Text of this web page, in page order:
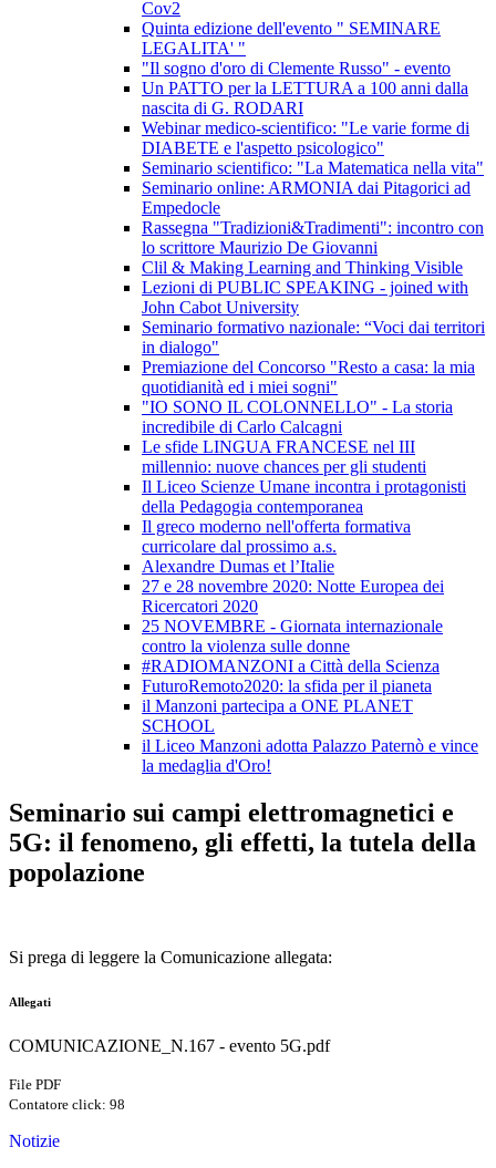
Cov2
Quinta edizione dell'evento " SEMINARE
LEGALITA' "
"Il sogno d'oro di Clemente Russo" - evento
Un PATTO per la LETTURA a 100 anni dalla
nascita di G. RODARI
Webinar medico-scientifico: "Le varie forme di
DIABETE e l'aspetto psicologico"
Seminario scientifico: "La Matematica nella vita"
Seminario online: ARMONIA dai Pitagorici ad
Empedocle
Rassegna "Tradizioni&Tradimenti": incontro con
lo scrittore Maurizio De Giovanni
Clil & Making Learning and Thinking Visible
Lezioni di PUBLIC SPEAKING - joined with
John Cabot University
Seminario formativo nazionale: “Voci dai territori
in dialogo"
Premiazione del Concorso "Resto a casa: la mia
quotidianità ed i miei sogni"
"IO SONO IL COLONNELLO" - La storia
incredibile di Carlo Calcagni
Le sfide LINGUA FRANCESE nel III
millennio: nuove chances per gli studenti
Il Liceo Scienze Umane incontra i protagonisti
della Pedagogia contemporanea
Il greco moderno nell'offerta formativa
curricolare dal prossimo a.s.
Alexandre Dumas et l’Italie
27 e 28 novembre 2020: Notte Europea dei
Ricercatori 2020
25 NOVEMBRE - Giornata internazionale
contro la violenza sulle donne
#RADIOMANZONI a Città della Scienza
FuturoRemoto2020: la sfida per il pianeta
il Manzoni partecipa a ONE PLANET
SCHOOL
il Liceo Manzoni adotta Palazzo Paternò e vince
la medaglia d'Oro!
Seminario sui campi elettromagnetici e
5G: il fenomeno, gli effetti, la tutela della
popolazione
Si prega di leggere la Comunicazione allegata:
Allegati
COMUNICAZIONE_N.167 - evento 5G.pdf
File PDF
Contatore click: 98
Notizie